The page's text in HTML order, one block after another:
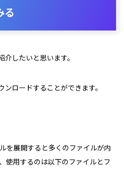
る
したいと思います。
ロードすることができます。
を展開すると多くのファイルが内
使用するのは以下のファイルとフ